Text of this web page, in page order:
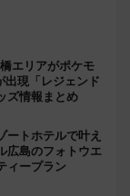
エリアがポケモ
出現「レジェンド
ズ情報まとめ
ートホテルで叶え
広島のフォトウエ
ィープラン